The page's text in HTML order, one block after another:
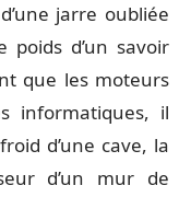
jarre oubliée
d’un savoir
que les moteurs
informatiques, il
d’une cave, la
d’un mur de